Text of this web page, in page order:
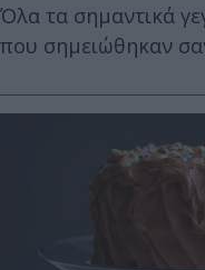
Όλα τα σημαντικά
που σημειώθηκαν